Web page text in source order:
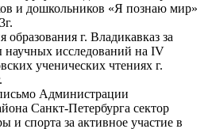
и дошкольников «Я познаю мир»
образования г. Владикавказ за
научных исследований на IV
ученических чтениях г.
Администрации
Санкт-Петербурга сектор
и спорта за активное участие в